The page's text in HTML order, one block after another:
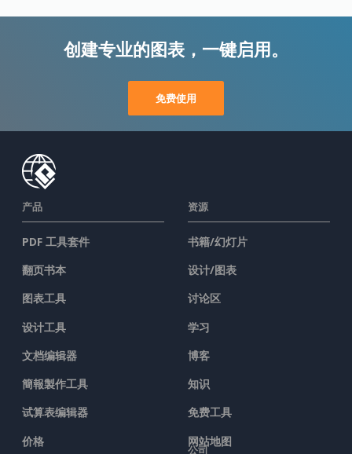
创建专业的图表，一键启用。
免费使用
产品
PDF 工具套件
翻页书本
图表工具
设计工具
文档编辑器
簡報製作工具
试算表编辑器
价格
资源
书籍/幻灯片
设计/图表
讨论区
学习
博客
知识
免费工具
网站地图
公司